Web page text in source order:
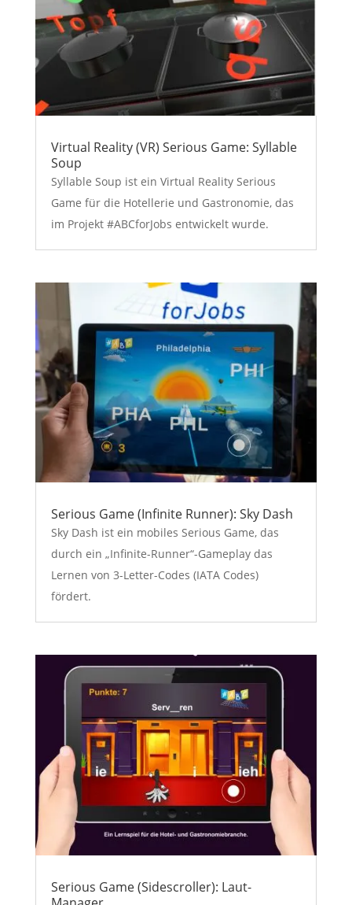
Virtual Reality (VR) Serious Game: Syllable
Soup
Syllable Soup ist ein Virtual Reality Serious
Game für die Hotellerie und Gastronomie, das
im Projekt #ABCforJobs entwickelt wurde.
Serious Game (Infinite Runner): Sky Dash
Sky Dash ist ein mobiles Serious Game, das
durch ein „Infinite-Runner“-Gameplay das
Lernen von 3-Letter-Codes (IATA Codes)
fördert.
Serious Game (Sidescroller): Laut-